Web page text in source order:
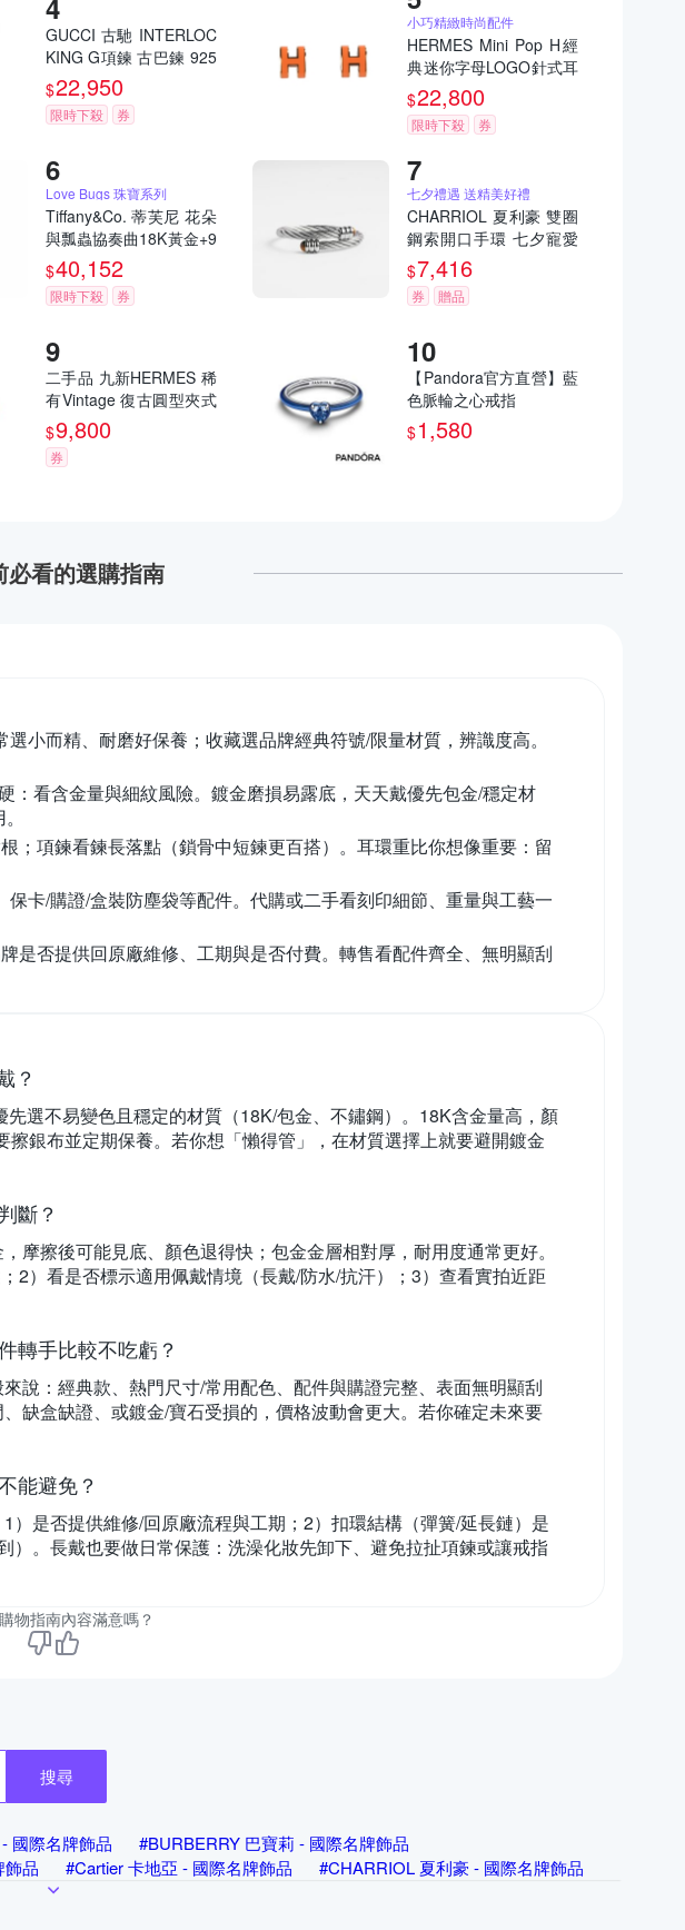
GUCCI 古馳 INTERLOC
KING G項鍊 古巴鍊 925
銀
$22,950
限時下殺 券
小巧精緻時尚配件
HERMES Mini Pop H經
典迷你字母LOGO針式耳
環-經典橘/金
$22,800
限時下殺 券
Love Bugs 珠寶系列
Tiffany&Co. 蒂芙尼 花朵
與瓢蟲協奏曲18K黃金+9
25純銀項鍊
$40,152
限時下殺 券
七夕禮遇 送精美好禮
CHARRIOL 夏利豪 雙圈
鋼索開口手環 七夕寵愛
季 送禮推薦
$7,416
券 贈品
二手品 九新HERMES 稀
有Vintage 復古圓型夾式
耳環(綠色/銀色)
$9,800
券
【Pandora官方直營】藍
色脈輪之心戒指
$1,580
必看的選購指南
選小而精、耐磨好保養；收藏選品牌經典符號/限量材質，辨識度高。
：看含金量與細紋風險。鍍金磨損易露底，天天戴優先包金/穩定材
；項鍊看鍊長落點（鎖骨中短鍊更百搭）。耳環重比你想像重要：留
保卡/購證/盒裝防塵袋等配件。代購或二手看刻印細節、重量與工藝一
是否提供回原廠維修、工期與是否付費。轉售看配件齊全、無明顯刮
？
選不易變色且穩定的材質（18K/包金、不鏽鋼）。18K含金量高，顏
銀布並定期保養。若你想「懶得管」，在材質選擇上就要避開鍍金
斷？
摩擦後可能見底、顏色退得快；包金金層相對厚，耐用度通常更好。
2）看是否標示適用佩戴情境（長戴/防水/抗汗）；3）查看實拍近距
轉手比較不吃虧？
說：經典款、熱門尺寸/常用配色、配件與購證完整、表面無明顯刮
缺盒缺證、或鍍金/寶石受損的，價格波動會更大。若你確定未來要
能避免？
是否提供維修/回原廠流程與工期；2）扣環結構（彈簧/延長鏈）是
。長戴也要做日常保護：洗澡化妝先卸下、避免拉扯項鍊或讓戒指
物指南內容滿意嗎？
搜尋
國際名牌飾品
#BURBERRY 巴寶莉 - 國際名牌飾品
飾品 #Cartier 卡地亞 - 國際名牌飾品
#CHARRIOL 夏利豪 - 國際名牌飾品
際名牌飾品